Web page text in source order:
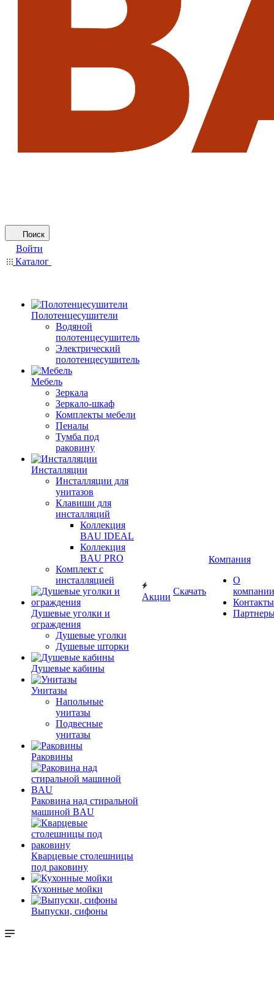
Поиск
Войти
Каталог
Полотенцесушители
Водяной
полотенцесушитель
Электрический
полотенцесушитель
Мебель
Зеркала
Зеркало-шкаф
Комплекты мебели
Пеналы
Тумба под
раковину
Инсталляции
Инсталляции для
унитазов
Клавиши для
инсталляций
Коллекция
BAU IDEAL
Коллекция
BAU PRO
Комплект с
инсталляцией
Душевые уголки и
ограждения
Душевые уголки
Душевые шторки
Душевые кабины
Унитазы
Напольные
унитазы
Подвесные
унитазы
Раковины
Раковина над стиральной
машиной BAU
Кварцевые столешницы
под раковину
Кухонные мойки
Выпуски, сифоны
Акции
Скачать
Компания
О
компании
Контакты